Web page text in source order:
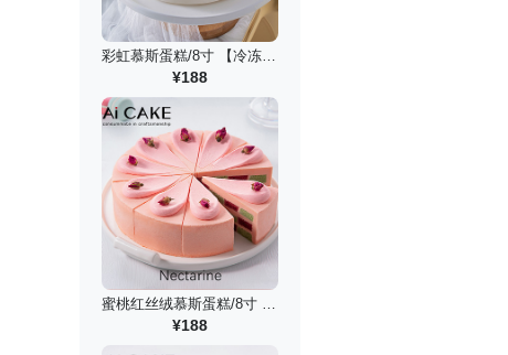
彩虹慕斯蛋糕/8寸 【冷冻锁鲜】
¥188
¥188